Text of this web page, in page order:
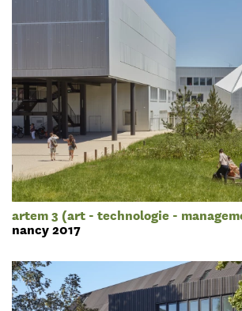
artem 3 (art - technologie -
nancy 2017